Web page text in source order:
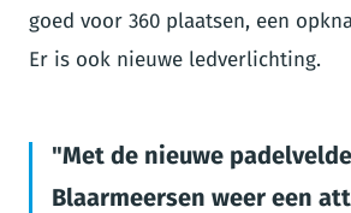
goed voor 360 plaatsen, een
Er is ook nieuwe ledverlichting.
Met de nieuwe
Blaarmeersen weer een